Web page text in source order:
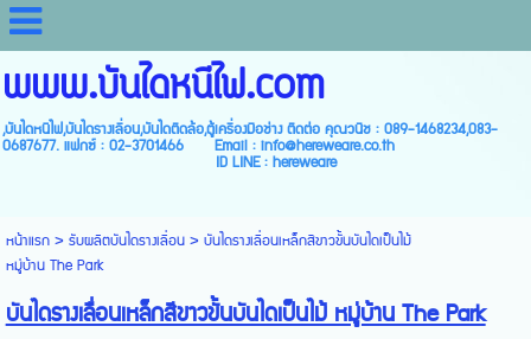
www.บันไดหนีไฟ.com
,บันไดหนีไฟ,บันไดรางเลื่อน,บันไดติดล้อ,ตู้เครื่องมือช่าง ติดต่อ คุณวนิช : 089-1468234,083-
0687677. แฟกซ์ : 02-3701466 Email : info@hereweare.co.th
ID LINE : hereweare
หน้าแรก> รับผลิตบันไดรางเลื่อน> บันไดรางเลื่อนเหล็กสีขาวขั้นบันไดเป็นไม้
หมู่บ้าน The Park
บันไดรางเลื่อนเหล็กสีขาวขั้นบันไดเป็นไม้ หมู่บ้าน The Park